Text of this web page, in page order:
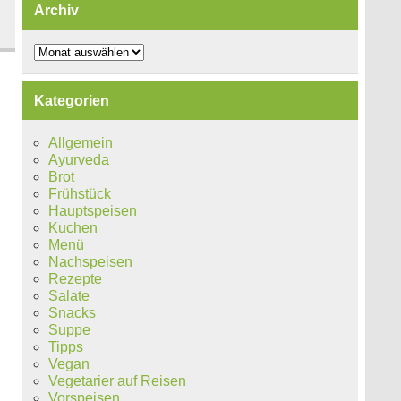
Archiv
Archiv
Kategorien
Allgemein
Ayurveda
Brot
Frühstück
Hauptspeisen
Kuchen
Menü
Nachspeisen
Rezepte
Salate
Snacks
Suppe
Tipps
Vegan
Vegetarier auf Reisen